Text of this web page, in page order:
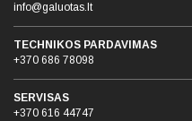
info@galuotas.lt
TECHNIKOS PARDAVIMAS
+370 686 78098
SERVISAS
+370 616 44747